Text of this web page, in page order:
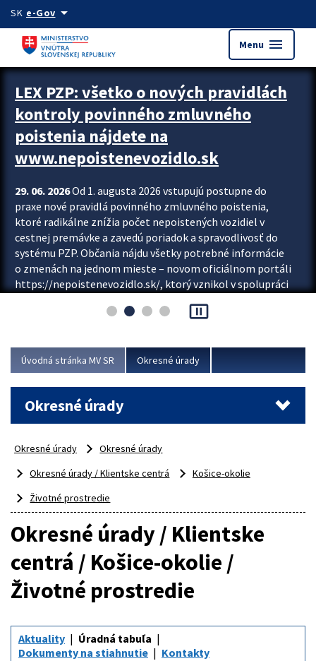
Preskocit na hlavný obsah
SK e-Govarrow_drop_down
Menu menu
Zastavit automatický posun upútavok
LEX PZP: všetko o nových pravidlách
kontroly povinného zmluvného
poistenia nájdete na
www.nepoistenevozidlo.sk
29. 06. 2026Od 1. augusta 2026 vstupujú postupne do
praxe nové pravidlá povinného zmluvného poistenia,
ktoré radikálne znížia počet nepoistených vozidiel v
cestnej premávke a zavedú poriadok a spravodlivosť do
systému PZP. Občania nájdu všetky potrebné informácie
o zmenách na jednom mieste – novom oficiálnom portáli
https://nepoistenevozidlo.sk/, ktorý vznikol v spolupráci
asociácie poisťovní (SLASPO) a Ministerstva vnútra SR.
Viac
pause_presentation
Úvodná stránka MV SR Okresné úrady
Okresné úrady
Okresné úrady
Okresné úrady
Okresné úrady / Klientske centrá
Košice-okolie
Životné prostredie
Okresné úrady / Klientske
centrá / Košice-okolie /
Životné prostredie
Aktuality
Úradná tabuľa
Dokumenty na stiahnutie
Kontakty